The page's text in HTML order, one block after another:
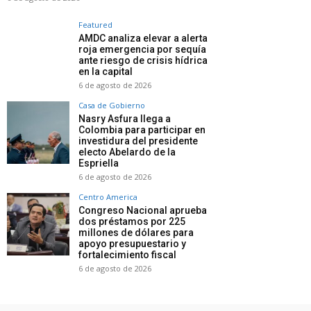
Featured
AMDC analiza elevar a alerta
roja emergencia por sequía
ante riesgo de crisis hídrica
en la capital
6 de agosto de 2026
Casa de Gobierno
Nasry Asfura llega a
Colombia para participar en
investidura del presidente
electo Abelardo de la
Espriella
6 de agosto de 2026
Centro America
Congreso Nacional aprueba
dos préstamos por 225
millones de dólares para
apoyo presupuestario y
fortalecimiento fiscal
6 de agosto de 2026